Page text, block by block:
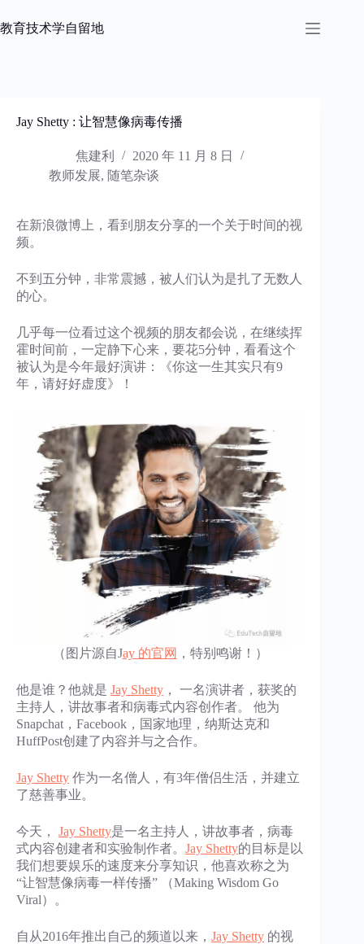
过
教育技术学自留地
Jay Shetty : 让智慧像病毒传播
焦建利
2020 年 11 月 8 日
教师发展, 随笔杂谈
在新浪微博上，看到朋友分享的一个关于时间的视
频。
不到五分钟，非常震撼，被人们认为是扎了无数人
的心。
几乎每一位看过这个视频的朋友都会说，在继续挥
霍时间前，一定静下心来，要花5分钟，看看这个
被认为是今年最好演讲：《你这一生其实只有9
年，请好好虚度》！
（图片源自Jay 的官网 ，特别鸣谢！）
他是谁？他就是 Jay Shetty ， 一名演讲者，获奖的
主持人，讲故事者和病毒式内容创作者。 他为
Snapchat，Facebook，国家地理，纳斯达克和
HuffPost创建了内容并与之合作。
Jay Shetty 作为一名僧人，有3年僧侣生活，并建立
了慈善事业。
今天， Jay Shetty是一名主持人，讲故事者，病毒
式内容创建者和实验制作者。 Jay Shetty的目标是以
我们想要娱乐的速度来分享知识，他喜欢称之为
“让智慧像病毒一样传播” （Making Wisdom Go
Viral）。
自从2016年推出自己的频道以来， Jay Shetty 的视